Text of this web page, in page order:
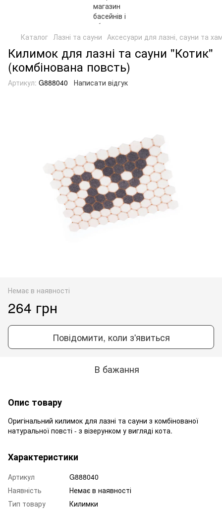
Каталог Лазні та сауни Аксесуари для лазні, сауни та
Килимок для лазні та сауни "Котик"
(комбінована повсть)
Артикул: G888040 Написати відгук
Немає в наявності
264 грн
Повідомити, коли з'явиться
В бажання
Опис товару
Оригінальний килимок для лазні та сауни з комбінованої
натуральної повсті - з візерунком у вигляді кота.
Характеристики
Артикул
G888040
Наявність
Немає в наявності
Тип товару
Килимки